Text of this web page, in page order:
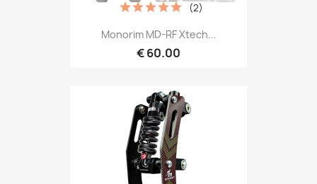
Monorim MD-RF Xtech...
€ 60.00
(2)